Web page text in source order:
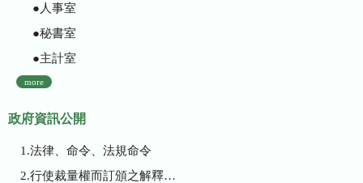
●人事室
●秘書室
●主計室
more
政府資訊公開
1.法律、命令、法規命令
2.行使裁量權而訂頒之解釋性規定及裁量基準